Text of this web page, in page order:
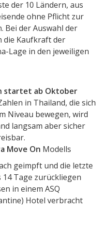
der 10 Ländern, aus
ohne Pflicht zur
Bei der Auswahl der
die Kaufkraft der
Lage in den jeweiligen
startet ab Oktober
in Thailand, die sich
Niveau bewegen, wird
langsam aber sicher
Move On Modells
geimpft und die letzte
Tage zurückliegen
in einem ASQ
Hotel verbracht